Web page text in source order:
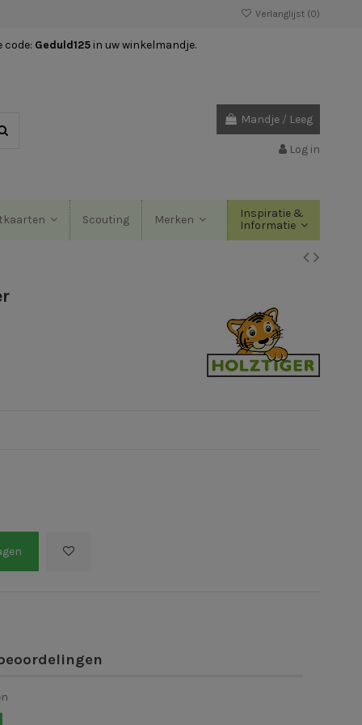
Verlanglijst (0)
code: Geduld125 in uw winkelmandje.
Mandje / Leeg
Log in
Scouting Merken
Inspiratie &
Informatie